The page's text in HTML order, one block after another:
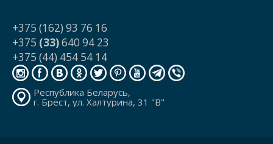
+375 (162) 93 76 16
+375 (33)640 94 23
+375 (44) 454 54 14
Республика Беларусь,
г. Брест, ул. Халтурина, 31 "В"